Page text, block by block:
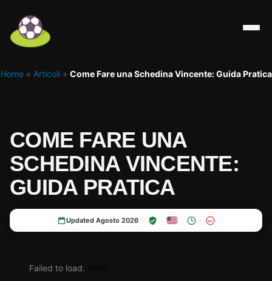
Home» Articoli» Come Fare una Schedina Vincente: Guida Pratica
COME FARE UNA
SCHEDINA VINCENTE:
GUIDA PRATICA
Updated Agosto 2026 18+
Failed to load.